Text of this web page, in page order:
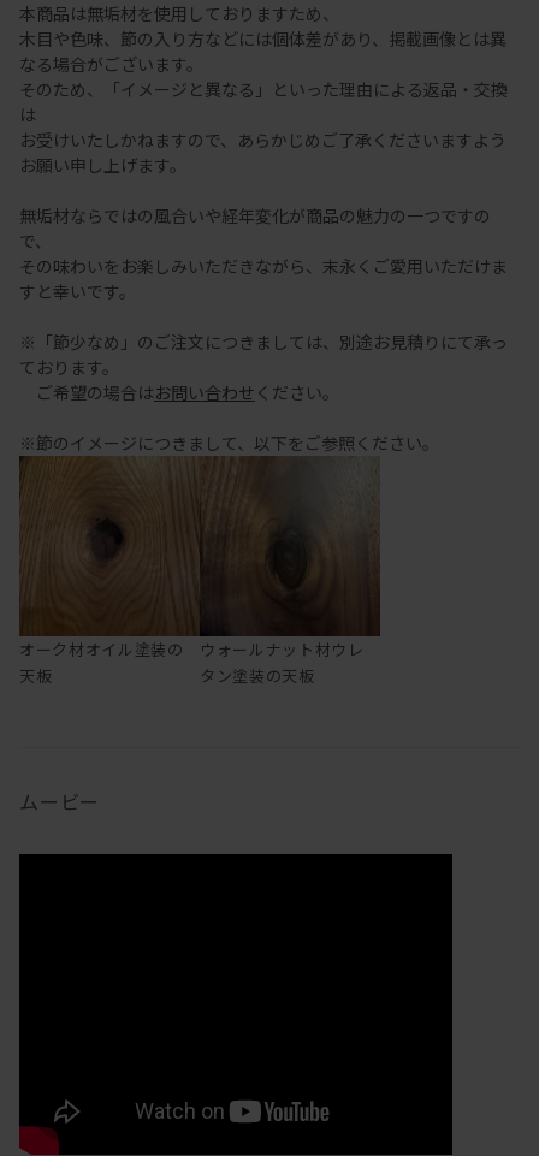
本商品は無垢材を使用しておりますため、
木目や色味、節の入り方などには個体差があり、掲載画像とは異
なる場合がございます。
そのため、「イメージと異なる」といった理由による返品・交換
は
お受けいたしかねますので、あらかじめご了承くださいますよう
お願い申し上げます。
無垢材ならではの風合いや経年変化が商品の魅力の一つですの
で、
その味わいをお楽しみいただきながら、末永くご愛用いただけま
すと幸いです。
※「節少なめ」のご注文につきましては、別途お見積りにて承っ
ております。
ご希望の場合はお問い合わせ ください。
※節のイメージにつきまして、以下をご参照ください。
オーク材オイル塗装の
天板
ウォールナット材ウレ
タン塗装の天板
ムービー